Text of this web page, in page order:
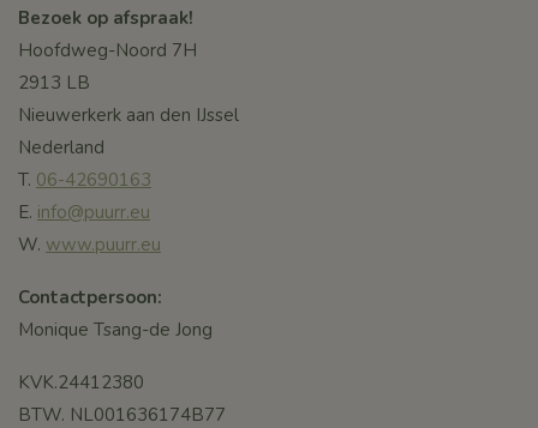
Bezoek op afspraak!
Hoofdweg-Noord 7H
2913 LB
Nieuwerkerk aan den IJssel
Nederland
T. 06-42690163
E. info@puurr.eu
W. www.puurr.eu
Contactpersoon:
Monique Tsang-de Jong
KVK.24412380
BTW. NL001636174B77